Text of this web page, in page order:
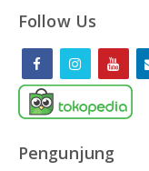
Follow Us
Pengunjung